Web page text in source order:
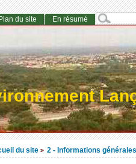
du site > 2 - Informations générales
Plan du site En résumé